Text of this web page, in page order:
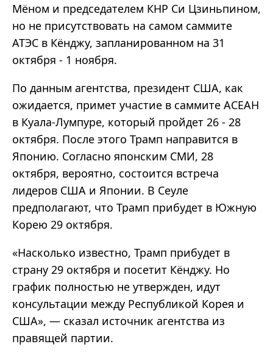
Мёном и председателем КНР Си Цзиньпином,
но не присутствовать на самом саммите
АТЭС в Кёнджу, запланированном на 31
октября - 1 ноября.
По данным агентства, президент США, как
ожидается, примет участие в саммите АСЕАН
в Куала-Лумпуре, который пройдет 26 - 28
октября. После этого Трамп направится в
Японию. Согласно японским СМИ, 28
октября, вероятно, состоится встреча
лидеров США и Японии. В Сеуле
предполагают, что Трамп прибудет в Южную
Корею 29 октября.
«Насколько известно, Трамп прибудет в
страну 29 октября и посетит Кёнджу. Но
график полностью не утвержден, идут
консультации между Республикой Корея и
США», — сказал источник агентства из
правящей партии.